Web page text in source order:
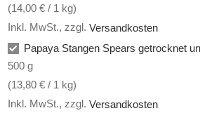
(14,00 € / 1 kg)
Inkl. MwSt., zzgl. Versandkosten
Papaya Stangen Spears getrocknet
500 g
(13,80 € / 1 kg)
Inkl. MwSt., zzgl. Versandkosten